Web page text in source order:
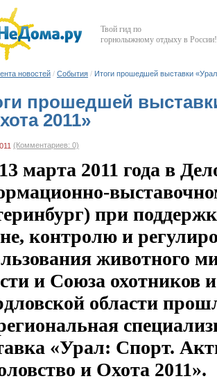
Твой гид по
горнолыжному отдыху в России!
новостей / События / Итоги прошедшей выставки
прошедшей
2011»
(Комментариев: 0)
марта 2011 года в
при
контролю и
животного
и Союза охотников
области
«Урал: Спорт.
и Охота 2011».